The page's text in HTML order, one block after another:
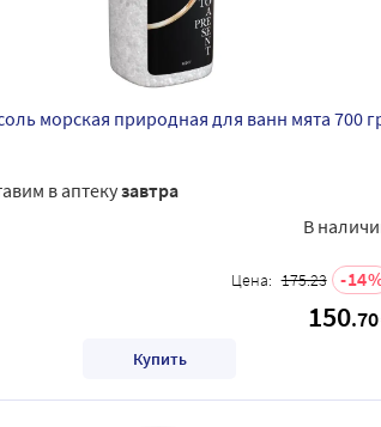
морская природная для ванн мята 700
в аптекузавтра
В
Цена: 175.23 14
150.70
Купить